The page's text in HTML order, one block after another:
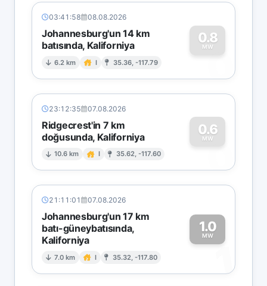
03:41:58 08.08.2026
Johannesburg'un 14 km
batısında, Kaliforniya
6.2 km I 35.36, -117.79
0.8
MW
0
23:12:35 07.08.2026
Ridgecrest'in 7 km
doğusunda, Kaliforniya
10.6 km I 35.62, -117.60
0.6
MW
0
21:11:01 07.08.2026
Johannesburg'un 17 km
batı-güneybatısında,
Kaliforniya
7.0 km I 35.32, -117.80
1.0
MW
1